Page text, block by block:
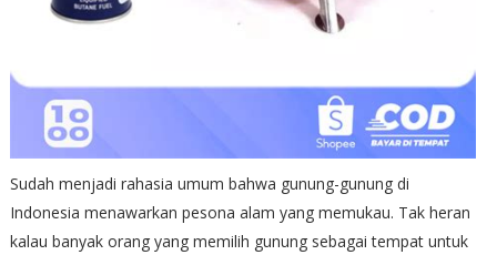
Sudah menjadi rahasia umum bahwa gunung-gunung di
Indonesia menawarkan pesona alam yang memukau. Tak heran
kalau banyak orang yang memilih gunung sebagai tempat untuk